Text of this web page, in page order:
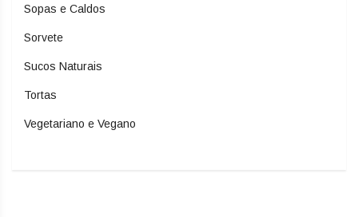
Sopas e Caldos
Sorvete
Sucos Naturais
Tortas
Vegetariano e Vegano